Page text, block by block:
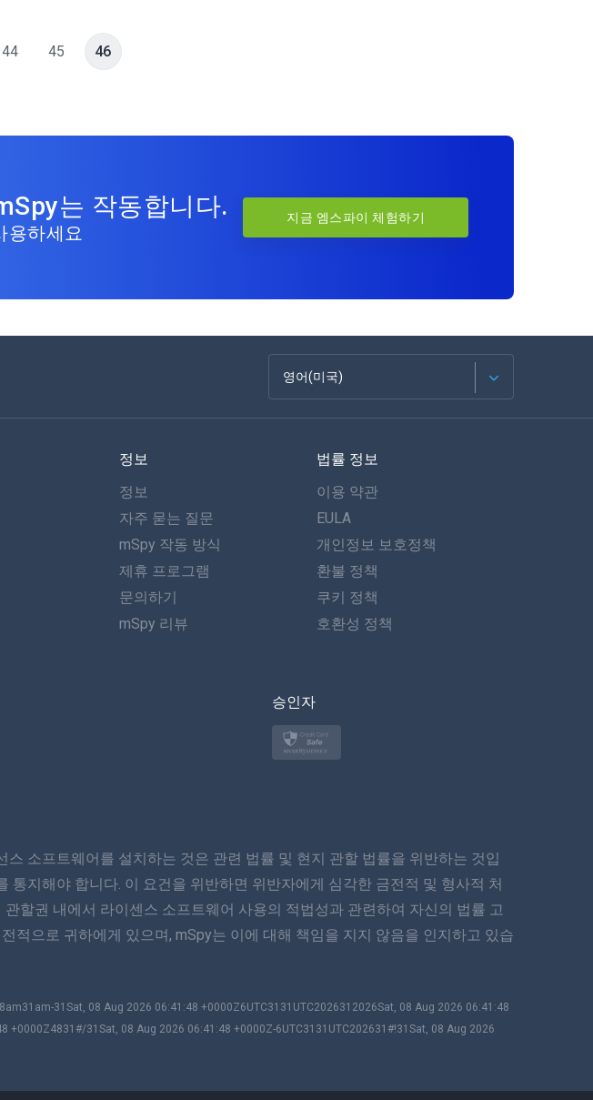
44 45 46
는 작동합니다.
용하세요
지금 엠스파이 체험하기
영어(미국)
Français
Español
Deutsch
포르투갈어
이탈리아어
Türkçe
Norsk
Svenska
ภาษาไทย
Dansk
정보
정보
자주 묻는 질문
mSpy 작동 방식
제휴 프로그램
문의하기
mSpy 리뷰
법률 정보
이용 약관
EULA
개인정보 보호정책
환불 정책
쿠키 정책
호환성 정책
승인자
소프트웨어를 설치하는 것은 관련 법률 및 현지 관할 법률을 위반하는 것입
지해야 합니다. 이 요건을 위반하면 위반자에게 심각한 금전적 및 형사적 처
할권 내에서 라이센스 소프트웨어 사용의 적법성과 관련하여 자신의 법률 고
적으로 귀하에게 있으며, mSpy는 이에 대해 책임을 지지 않음을 인지하고 있습
31Sat, 08 Aug 2026 06:41:48 +0000Z6UTC3131UTC2026312026Sat, 08 Aug 2026 06:41:48
31Sat, 08 Aug 2026 06:41:48 +0000Z-6UTC3131UTC202631#!31Sat, 08 Aug 2026